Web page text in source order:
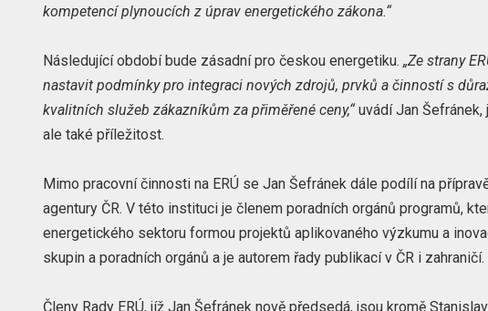
kompetencí plynoucích z úprav energetického zákona.“
Následující období bude zásadní pro českou energetiku. „Ze strany
nastavit podmínky pro integraci nových zdrojů, prvků a činností s
kvalitních služeb zákazníkům za přiměřené ceny,“uvádí Jan Šefránek,
ale také příležitost.
Mimo pracovní činnosti na ERÚ se Jan Šefránek dále podílí na
agentury ČR. V této instituci je členem poradních orgánů programů,
energetického sektoru formou projektů aplikovaného výzkumu a
skupin a poradních orgánů a je autorem řady publikací v ČR i zahraničí.
Členy Rady ERÚ, jíž Jan Šefránek nově předsedá, jsou kromě